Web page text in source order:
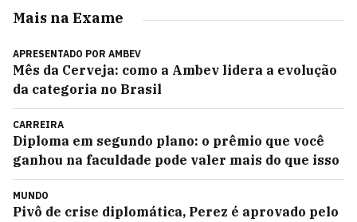
Mais na Exame
APRESENTADO POR AMBEV
Mês da Cerveja: como a Ambev lidera a evolução
da categoria no Brasil
CARREIRA
Diploma em segundo plano: o prêmio que você
ganhou na faculdade pode valer mais do que isso
MUNDO
Pivô de crise diplomática, Perez é aprovado pelo